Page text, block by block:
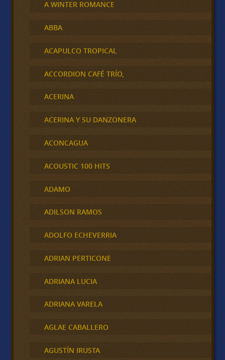
A WINTER ROMANCE
ABBA
ACAPULCO TROPICAL
ACCORDION CAFÉ TRÍO,
ACERINA
ACERINA Y SU DANZONERA
ACONCAGUA
ACOUSTIC 100 HITS
ADAMO
ADILSON RAMOS
ADOLFO ECHEVERRIA
ADRIAN PERTICONE
ADRIANA LUCIA
ADRIANA VARELA
AGLAE CABALLERO
AGUSTÍN IRUSTA